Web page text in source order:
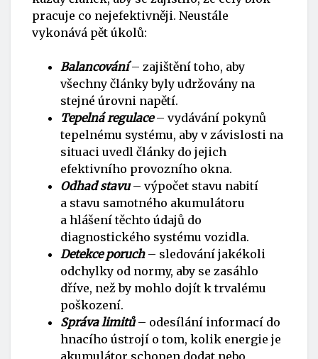
pracuje co nejefektivněji. Neustále
vykonává pět úkolů:
Balancování– zajištění toho, aby
všechny články byly udržovány na
stejné úrovni napětí.
Tepelná regulace– vydávání pokynů
tepelnému systému, aby v závislosti na
situaci uvedl články do jejich
efektivního provozního okna.
Odhad stavu– výpočet stavu nabití
a stavu samotného akumulátoru
a hlášení těchto údajů do
diagnostického systému vozidla.
Detekce poruch– sledování jakékoli
odchylky od normy, aby se zasáhlo
dříve, než by mohlo dojít k trvalému
poškození.
Správa limitů– odesílání informací do
hnacího ústrojí o tom, kolik energie je
akumulátor schopen dodat nebo